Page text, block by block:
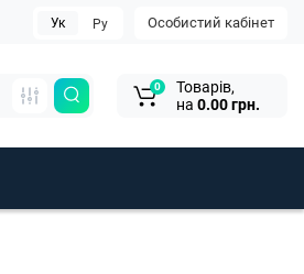
Особистий кабінет
Ук Ру
0
Товарів,
на 0.00 грн.